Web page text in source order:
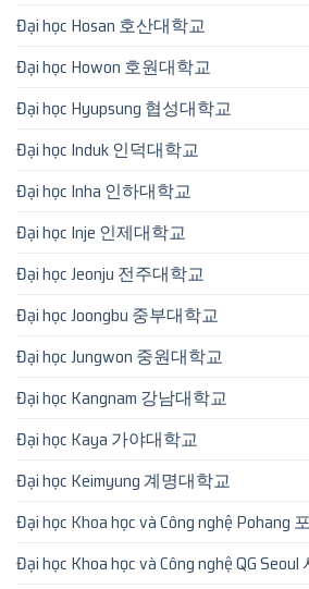
Đại học Hosan 호산대학교
Đại học Howon 호원대학교
Đại học Hyupsung 협성대학교
Đại học Induk 인덕대학교
Đại học Inha 인하대학교
Đại học Inje 인제대학교
Đại học Jeonju 전주대학교
Đại học Joongbu 중부대학교
Đại học Jungwon 중원대학교
Đại học Kangnam 강남대학교
Đại học Kaya 가야대학교
Đại học Keimyung 계명대학교
Đại học Khoa học và Công nghệ Pohang
Đại học Khoa học và Công nghệ QG